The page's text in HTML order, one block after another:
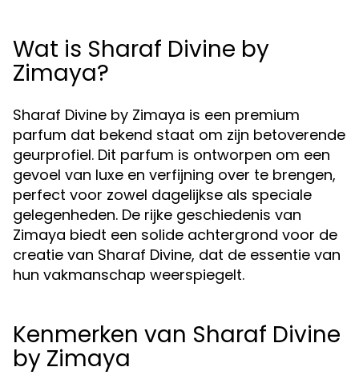
Wat is Sharaf Divine by
Zimaya?
Sharaf Divine by Zimaya is een premium
parfum dat bekend staat om zijn betoverende
geurprofiel. Dit parfum is ontworpen om een
gevoel van luxe en verfijning over te brengen,
perfect voor zowel dagelijkse als speciale
gelegenheden. De rijke geschiedenis van
Zimaya biedt een solide achtergrond voor de
creatie van Sharaf Divine, dat de essentie van
hun vakmanschap weerspiegelt.
Kenmerken van Sharaf Divine
by Zimaya